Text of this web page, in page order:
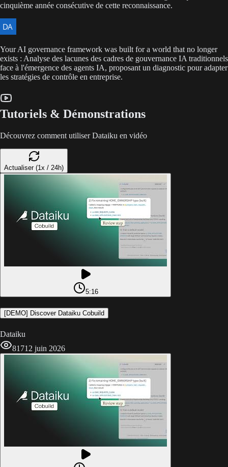
cinquième année consécutive de cette reconnaissance.
Your AI governance framework was built for a world that no longer
exists : Analyse des lacunes des cadres de gouvernance IA traditionnels
face à l'émergence des agents IA, proposant un diagnostic pour adapter
les stratégies de contrôle en entreprise.
Tutoriels & Démonstrations
Découvrez comment utiliser Dataiku en vidéo
Actualiser (1x / 24h)
5:16
[DEMO] Discover Dataiku Cobuild
Dataiku
81712 juin 2026